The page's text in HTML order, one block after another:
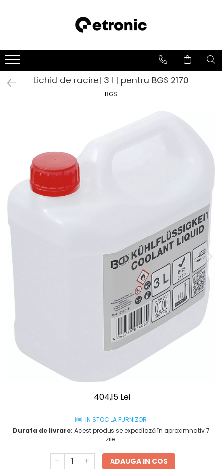
Lichid de racire| 3 l | pentru BGS 2170
BGS
404,15 Lei
IN STOC LA FURNIZOR
Durata de livrare: Acest produs se expediază în aproximnativ 7
zile.
ADAUGA IN COS